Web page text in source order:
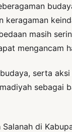
masih
mengancam
serta
sebagai
di